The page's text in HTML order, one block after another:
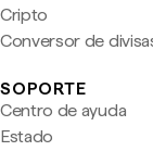
Cripto
Conversor de
SOPORTE
Centro de ayuda
Estado